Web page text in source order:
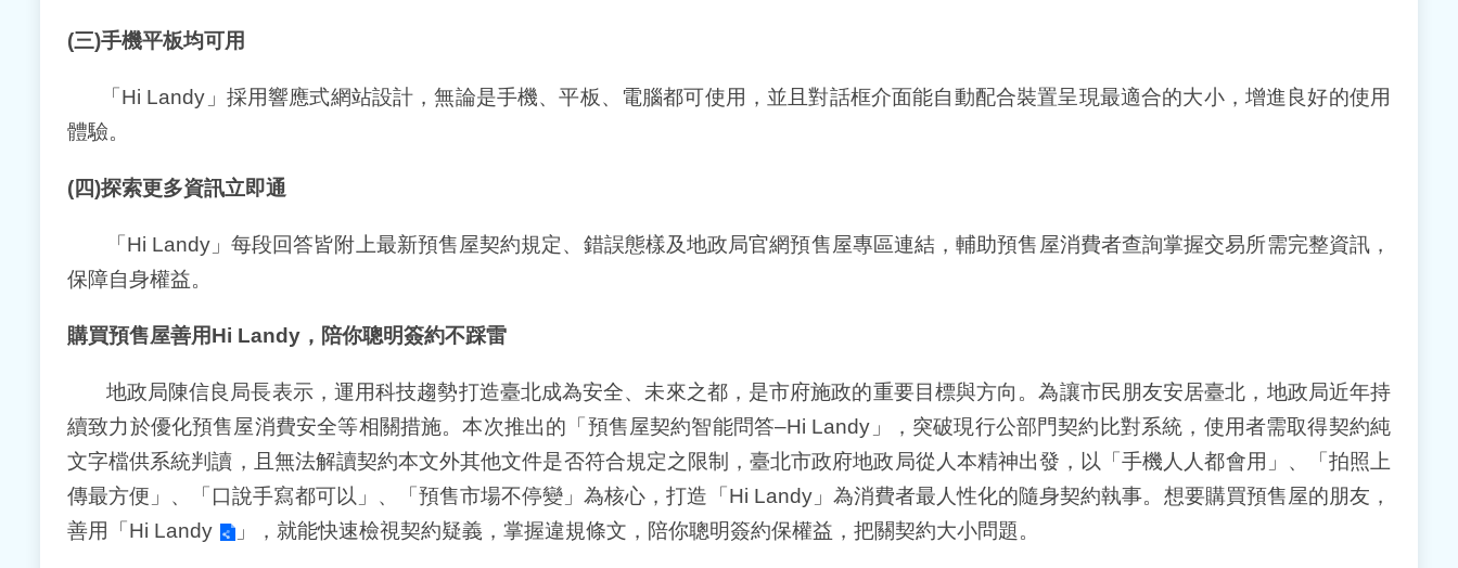
(三)手機平板均可用
「Hi Landy」採用響應式網站設計，無論是手機、平板、電腦都可使用，並且對話框介面能自動配合裝置呈現最適合的大小，增進良好的使用
體驗。
(四)探索更多資訊立即通
「Hi Landy」每段回答皆附上最新預售屋契約規定、錯誤態樣及地政局官網預售屋專區連結，輔助預售屋消費者查詢掌握交易所需完整資訊，
保障自身權益。
購買預售屋善用Hi Landy ，陪你聰明簽約不踩雷
地政局陳信良局長表示，運用科技趨勢打造臺北成為安全、未來之都，是市府施政的重要目標與方向。為讓市民朋友安居臺北，地政局近年持
續致力於優化預售屋消費安全等相關措施。本次推出的「預售屋契約智能問答–Hi Landy」，突破現行公部門契約比對系統，使用者需取得契約純
文字檔供系統判讀，且無法解讀契約本文外其他文件是否符合規定之限制，臺北市政府地政局從人本精神出發，以「手機人人都會用」、「拍照上
傳最方便」、「口說手寫都可以」、「預售市場不停變」為核心，打造「Hi Landy」為消費者最人性化的隨身契約執事。想要購買預售屋的朋友，
善用「 Hi Landy 」，就能快速檢視契約疑義，掌握違規條文，陪你聰明簽約保權益，把關契約大小問題。